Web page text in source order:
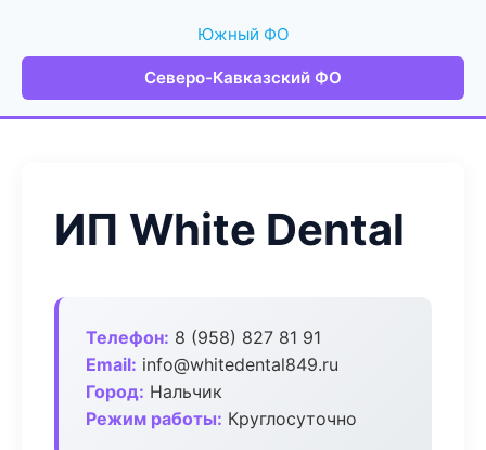
Южный ФО
Северо-Кавказский ФО
ИП White Dental
Телефон: 8 (958) 827 81 91
Email: info@whitedental849.ru
Город: Нальчик
Режим работы: Круглосуточно